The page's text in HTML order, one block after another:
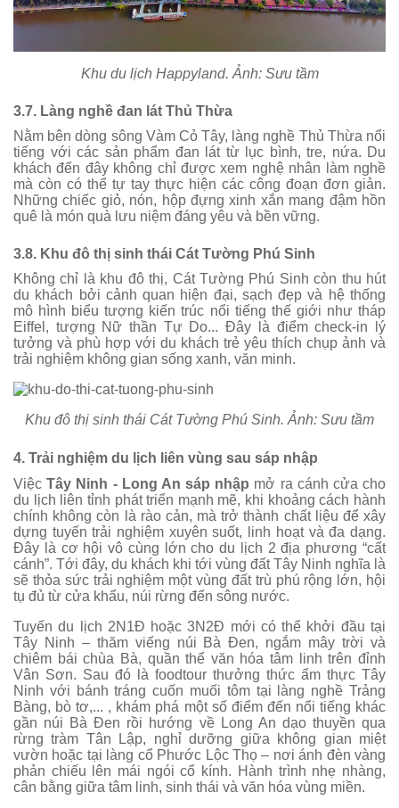
Khu du lịch Happyland. Ảnh: Sưu tầm
3.7. Làng nghề đan lát Thủ Thừa
Nằm bên dòng sông Vàm Cỏ Tây, làng nghề Thủ Thừa nổi
tiếng với các sản phẩm đan lát từ lục bình, tre, nứa. Du
khách đến đây không chỉ được xem nghệ nhân làm nghề
mà còn có thể tự tay thực hiện các công đoạn đơn giản.
Những chiếc giỏ, nón, hộp đựng xinh xắn mang đậm hồn
quê là món quà lưu niệm đáng yêu và bền vững.
3.8. Khu đô thị sinh thái Cát Tường Phú Sinh
Không chỉ là khu đô thị, Cát Tường Phú Sinh còn thu hút
du khách bởi cảnh quan hiện đại, sạch đẹp và hệ thống
mô hình biểu tượng kiến trúc nổi tiếng thế giới như tháp
Eiffel, tượng Nữ thần Tự Do... Đây là điểm check-in lý
tưởng và phù hợp với du khách trẻ yêu thích chụp ảnh và
trải nghiệm không gian sống xanh, văn minh.
Khu đô thị sinh thái Cát Tường Phú Sinh. Ảnh: Sưu tầm
4. Trải nghiệm du lịch liên vùng sau sáp nhập
ViệcTây Ninh - Long An sáp nhập mở ra cánh cửa cho
du lịch liên tỉnh phát triển mạnh mẽ, khi khoảng cách hành
chính không còn là rào cản, mà trở thành chất liệu để xây
dựng tuyến trải nghiệm xuyên suốt, linh hoạt và đa dạng.
Đây là cơ hội vô cùng lớn cho du lịch 2 địa phương “cất
cánh”. Tới đây, du khách khi tới vùng đất Tây Ninh nghĩa là
sẽ thỏa sức trải nghiệm một vùng đất trù phú rộng lớn, hội
tụ đủ từ cửa khẩu, núi rừng đến sông nước.
Tuyến du lịch 2N1Đ hoặc 3N2Đ mới có thể khởi đầu tại
Tây Ninh – thăm viếng núi Bà Đen, ngắm mây trời và
chiêm bái chùa Bà, quần thể văn hóa tâm linh trên đỉnh
Vân Sơn. Sau đó là foodtour thưởng thức ẩm thực Tây
Ninh với bánh tráng cuốn muối tôm tại làng nghề Trảng
Bàng, bò tơ,... , khám phá một số điểm đến nổi tiếng khác
gần núi Bà Đen rồi hướng về Long An dạo thuyền qua
rừng tràm Tân Lập, nghỉ dưỡng giữa không gian miệt
vườn hoặc tại làng cổ Phước Lộc Thọ – nơi ánh đèn vàng
phản chiếu lên mái ngói cổ kính. Hành trình nhẹ nhàng,
cân bằng giữa tâm linh, sinh thái và văn hóa vùng miền.